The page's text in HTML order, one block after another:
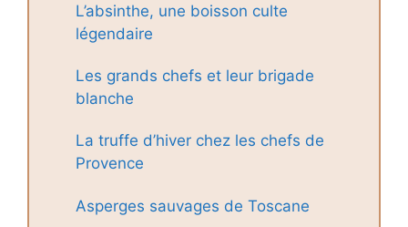
L’absinthe, une boisson culte
légendaire
Les grands chefs et leur brigade
blanche
La truffe d’hiver chez les chefs de
Provence
Asperges sauvages de Toscane